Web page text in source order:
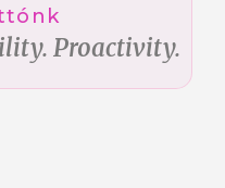
Proactivity.